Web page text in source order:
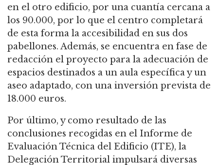
en el otro edificio, por una cuantía cercana a
los 90.000, por lo que el centro completará
de esta forma la accesibilidad en sus dos
pabellones. Además, se encuentra en fase de
redacción el proyecto para la adecuación de
espacios destinados a un aula específica y un
aseo adaptado, con una inversión prevista de
18.000 euros.
Por último, y como resultado de las
conclusiones recogidas en el Informe de
Evaluación Técnica del Edificio (ITE), la
Delegación Territorial impulsará diversas